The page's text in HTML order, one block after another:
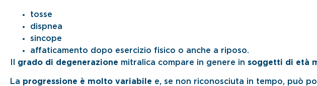
tosse
dispnea
sincope
affaticamento dopo esercizio fisico o anche a riposo.
grado di degenerazione mitralica compare in genere in soggetti di età
La progressione è molto variabile e, se non riconosciuta in tempo, può